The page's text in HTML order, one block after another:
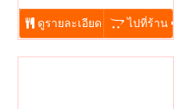
...
ดูรายละเอียด ไปที่ร้าน